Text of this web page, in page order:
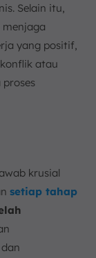
Selain itu,
yang positif,
atau
krusial
setiap tahap